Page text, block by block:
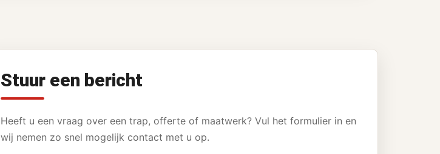
Stuur een bericht
Heeft u een vraag over een trap, offerte of maatwerk? Vul het formulier in en
wij nemen zo snel mogelijk contact met u op.